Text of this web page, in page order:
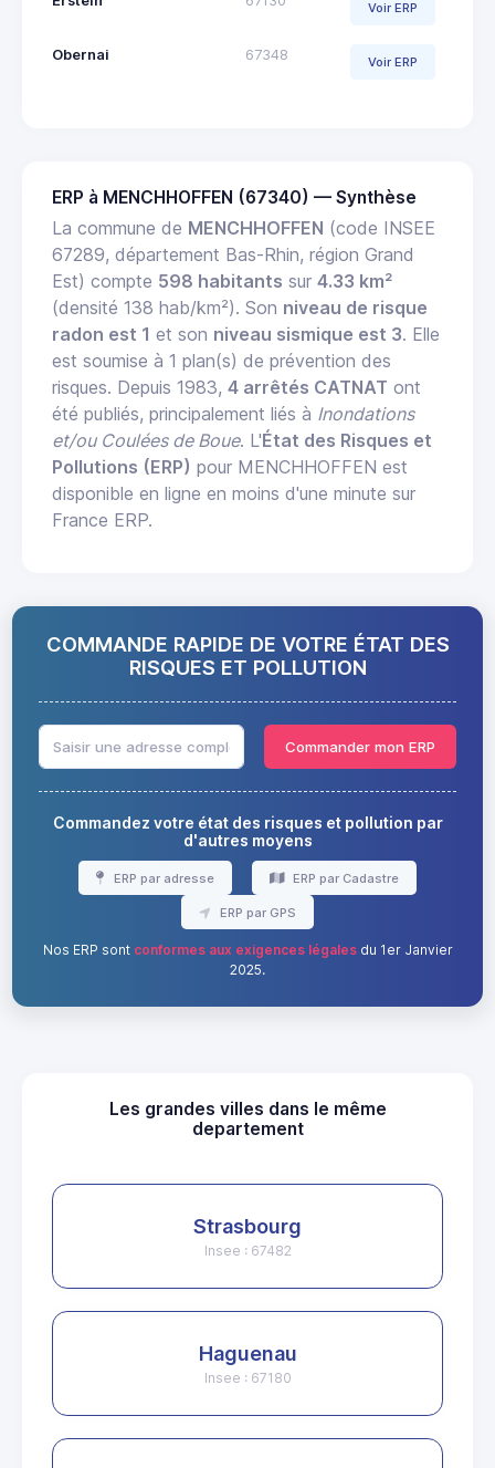
Voir ERP
Obernai 67348 Voir ERP
ERP à MENCHHOFFEN (67340) — Synthèse
La commune de MENCHHOFFEN (code INSEE
67289, département Bas-Rhin, région Grand
Est) compte 598 habitants sur 4.33 km²
(densité 138 hab/km²). Son niveau de risque
radon est 1 et son niveau sismique est 3. Elle
est soumise à 1 plan(s) de prévention des
risques. Depuis 1983, 4 arrêtés CATNAT ont
été publiés, principalement liés à Inondations
et/ou Coulées de Boue. L'État des Risques et
Pollutions (ERP) pour MENCHHOFFEN est
disponible en ligne en moins d'une minute sur
France ERP.
COMMANDE RAPIDE DE VOTRE ÉTAT DES
RISQUES ET POLLUTION
Commander mon ERP
Commandez votre état des risques et pollution par
d'autres moyens
ERP par adresse ERP par Cadastre
ERP par GPS
Nos ERP sont conformes aux exigences légalesdu 1er Janvier
2025.
Les grandes villes dans le même
departement
Strasbourg
Insee : 67482
Haguenau
Insee : 67180